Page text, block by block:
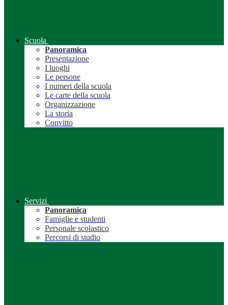
Scuola
Panoramica
Presentazione
I luoghi
Le persone
I numeri della scuola
Le carte della scuola
Organizzazione
La storia
Convitto
Servizi
Panoramica
Famiglie e studenti
Personale scolastico
Percorsi di studio